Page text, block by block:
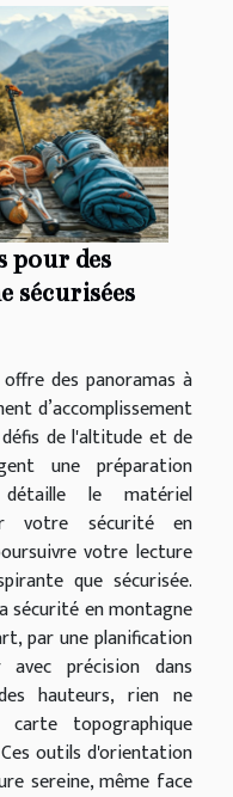
pour des
sécurisées
des panoramas à
d’accomplissement
défis de l'altitude et de
une préparation
le matériel
votre sécurité en
votre lecture
que sécurisée.
sécurité en montagne
par une planification
avec précision dans
hauteurs, rien ne
topographique
outils d'orientation
sereine, même face